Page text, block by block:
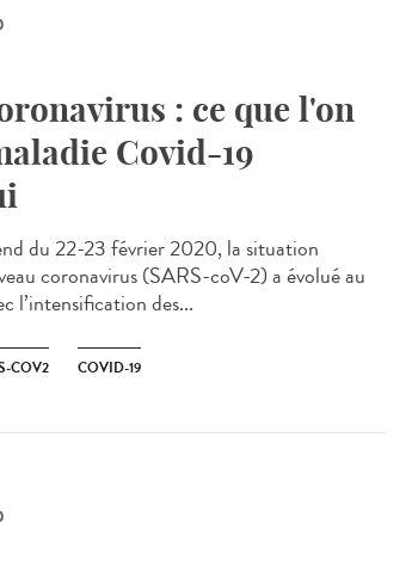
: ce que l'on
Covid-19
du 22-23 février 2020, la situation
coronavirus (SARS-coV-2) a évolué au
l’intensification des...
COV2 COVID-19